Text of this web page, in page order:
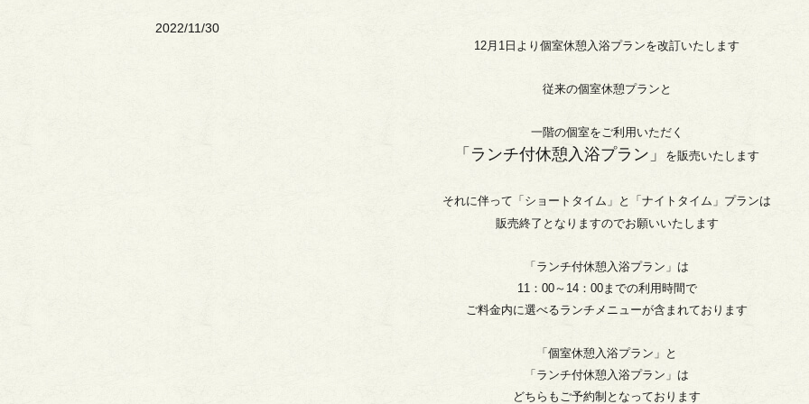
2022/11/30
12月1日より 個室休憩入浴プランを改訂いたします
従来の個室休憩プランと
一階の個室をご利用いただく
「ランチ付休憩入浴プラン」 を販売いたします
それに伴って「ショートタイム」と「ナイトタイム」プランは
販売終了となりますのでお願いいたします
「ランチ付休憩入浴プラン」は
11：00～14：00までの利用時間で
ご料金内に選べるランチメニューが含まれております
「個室休憩入浴プラン」と
「ランチ付休憩入浴プラン」は
どちらもご予約制となっております